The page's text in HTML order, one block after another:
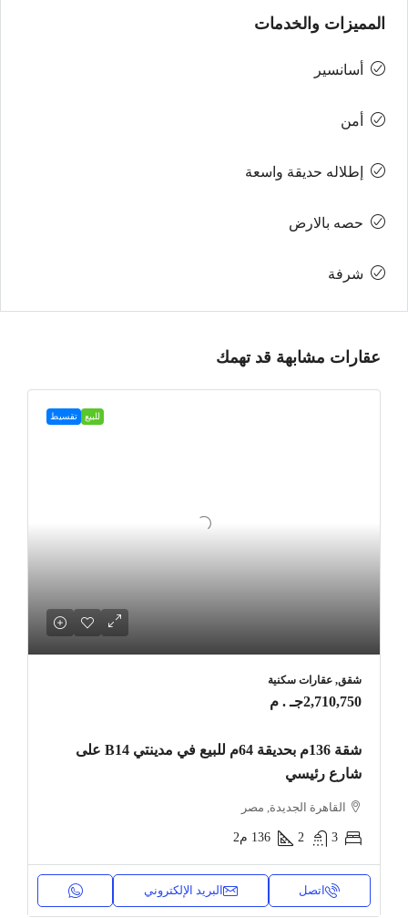
المميزات والخدمات
أسانسير
أمن
إطلاله حديقة واسعة
حصه بالارض
شرفة
عقارات مشابهة قد تهمك
للبيع تقسيط
شقق, عقارات سكنية
2,710,750جـ . م
شقة 136م بحديقة 64م للبيع في مدينتي B14 على
شارع رئيسي
القاهرة الجديدة, مصر
3
2
136 م2
اتصل البريد الإلكتروني